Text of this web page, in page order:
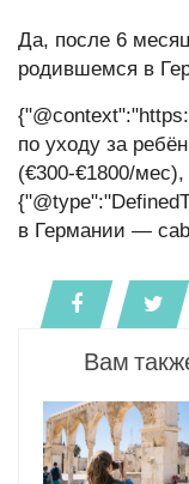
Да, после 6
родившемся в
по уходу за
(€300-€1800/
в Германии —
Вам